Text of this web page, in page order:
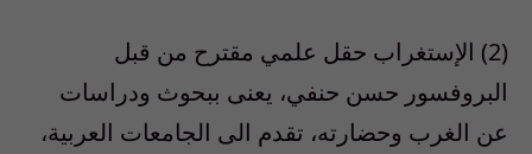
(2) الإستغراب حقل علمي مقترح من قبل
البروفسور حسن حنفي، يعنى ببحوث ودراسات
عن الغرب وحضارته، تقدم الى الجامعات العربية،